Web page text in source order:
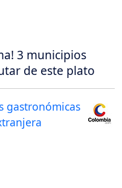
3 municipios
de este plato